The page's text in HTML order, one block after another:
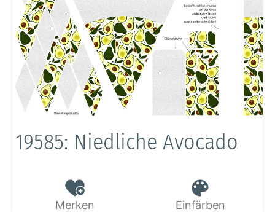
19585: Niedliche Avocado
Merken Einfärben